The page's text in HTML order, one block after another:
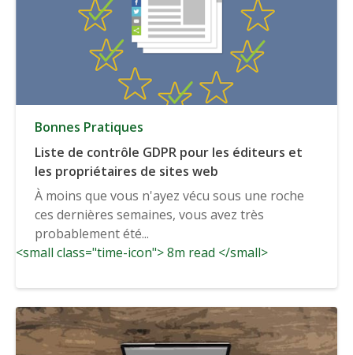
Bonnes Pratiques
Liste de contrôle GDPR pour les éditeurs et
les propriétaires de sites web
À moins que vous n'ayez vécu sous une roche
ces dernières semaines, vous avez très
probablement été...
<small class="time-icon"> 8m read </small>